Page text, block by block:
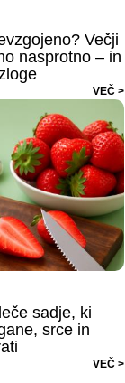
Večji
nasprotno – in
VEČ >
sadje, ki
srce in
VEČ >